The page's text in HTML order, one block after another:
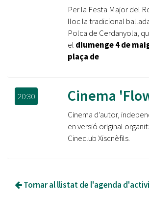
Per la Festa Major del
lloc la tradicional
Polca de Cerdanyola,
el diumenge 4 de
plaça de
20:30 Cinema
Cinema d'autor,
en versió original
Cineclub Xiscnèfils.
Tornar al llistat de l'agenda